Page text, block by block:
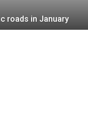
roads in January